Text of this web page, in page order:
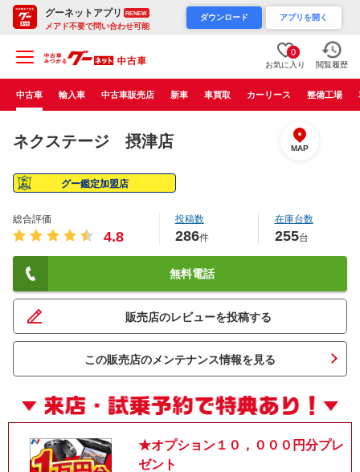
グーネットアプリ RENEW
メアド不要で問い合わせ可能
ダウンロード アプリを開く
0
お気に入り 閲覧履歴
中古車 輸入車 中古車販売店 新車 車買取 カーリース 整備工場
ネクステージ 摂津店 MAP
グー鑑定加盟店
総合評価
4.8
投稿数
286件
在庫台数
255台
無料電話
販売店のレビューを投稿する
この販売店のメンテナンス情報を見る
★オプション１０，０００円分プレ
ゼント